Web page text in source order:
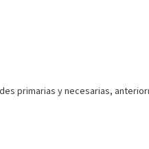
primarias y necesarias,